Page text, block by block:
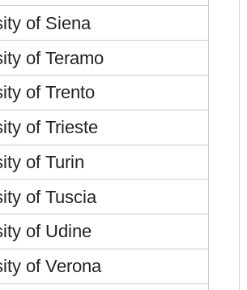
of Siena
of Teramo
of Trento
of Trieste
of Turin
of Tuscia
of Udine
of Verona